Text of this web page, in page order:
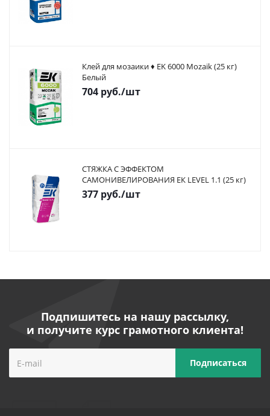
Клей для мозаики ♦ EK 6000 Mozaik (25 кг)
Белый
704 руб./шт
СТЯЖКА С ЭФФЕКТОМ
САМОНИВЕЛИРОВАНИЯ ЕК LEVEL 1.1 (25 кг)
377 руб./шт
Подпишитесь на нашу рассылку,
и получите курс грамотного клиента!